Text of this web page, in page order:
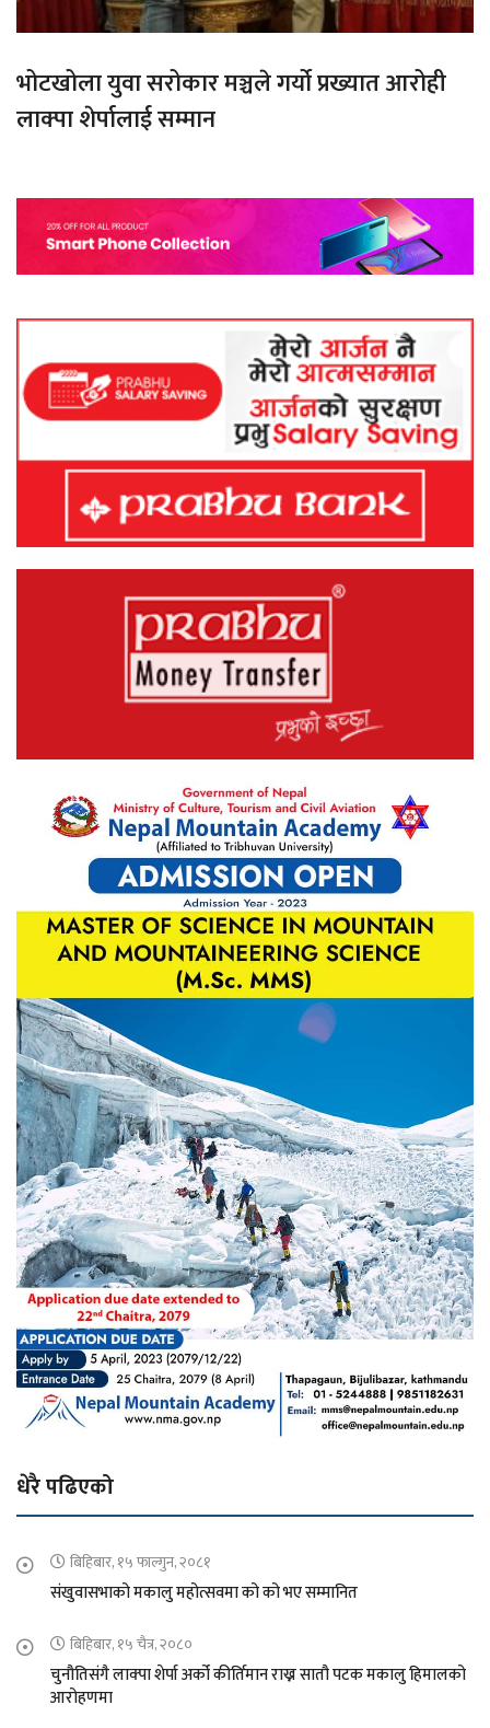
भोटखोला युवा सरोकार मञ्चले गर्यो प्रख्यात आरोही
लाक्पा शेर्पालाई सम्मान
धेरै पढिएको
बिहिबार, १५ फाल्गुन, २०८१
संखुवासभाको मकालु महोत्सवमा को को भए सम्मानित
बिहिबार, १५ चैत्र, २०८०
चुनौतिसंगै लाक्पा शेर्पा अर्को कीर्तिमान राख्न सातौ पटक मकालु हिमालको
आरोहणमा